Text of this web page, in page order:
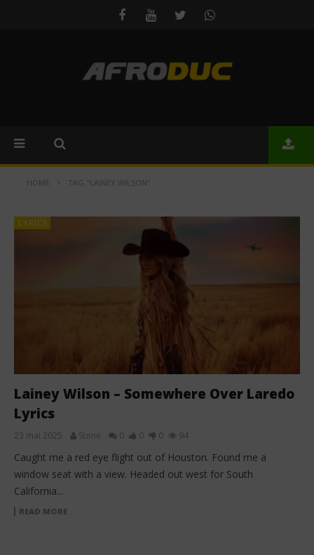
HOME TAG "LAINEY WILSON"
LYRICS
Lainey Wilson – Somewhere Over Laredo
Lyrics
23 mai 2025 Stone 0 0 0 94
Caught me a red eye flight out of Houston. Found me a
window seat with a view. Headed out west for South
California...
READ MORE